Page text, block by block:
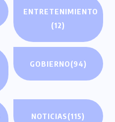
ENTRETENIMIENTO
(12)
GOBIERNO(94)
NOTICIAS(115)